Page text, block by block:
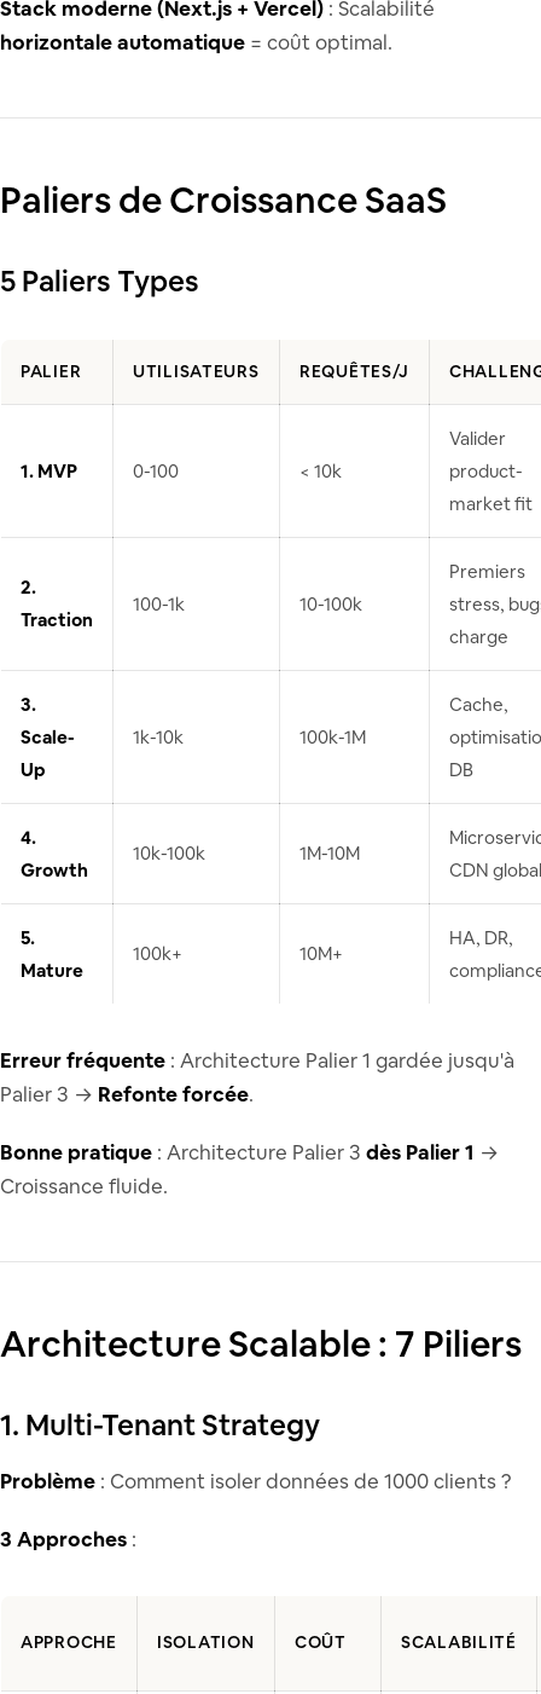
Stack moderne (Next.js + Vercel) : Scalabilité
horizontale automatique = coût optimal.
Paliers de Croissance SaaS
5 Paliers Types
PALIER UTILISATEURS REQUÊTES/J
1. MVP 0-100 < 10k
Valider
product-
market fit
2.
Traction
100-1k 10-100k
Premiers
stress,
charge
3.
Scale-
Up
1k-10k 100k-1M
Cache,
DB
4.
Growth
10k-100k 1M-10M
CDN global
5.
Mature
100k+ 10M+
HA, DR,
Erreur fréquente : Architecture Palier 1 gardée jusqu'à
Palier 3 → Refonte forcée.
Bonne pratique : Architecture Palier 3 dès Palier 1 →
Croissance fluide.
Architecture Scalable : 7 Piliers
1. Multi-Tenant Strategy
Problème : Comment isoler données de 1000 clients ?
3 Approches :
APPROCHE ISOLATION COÛT SCALABILITÉ